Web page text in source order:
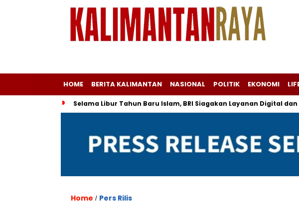
HOME BERITA KALIMANTAN NASIONAL POLITIK EKONOMI
Selama Libur Tahun Baru Islam, BRI Siagakan Layanan Digital dan
Home / Pers Rilis